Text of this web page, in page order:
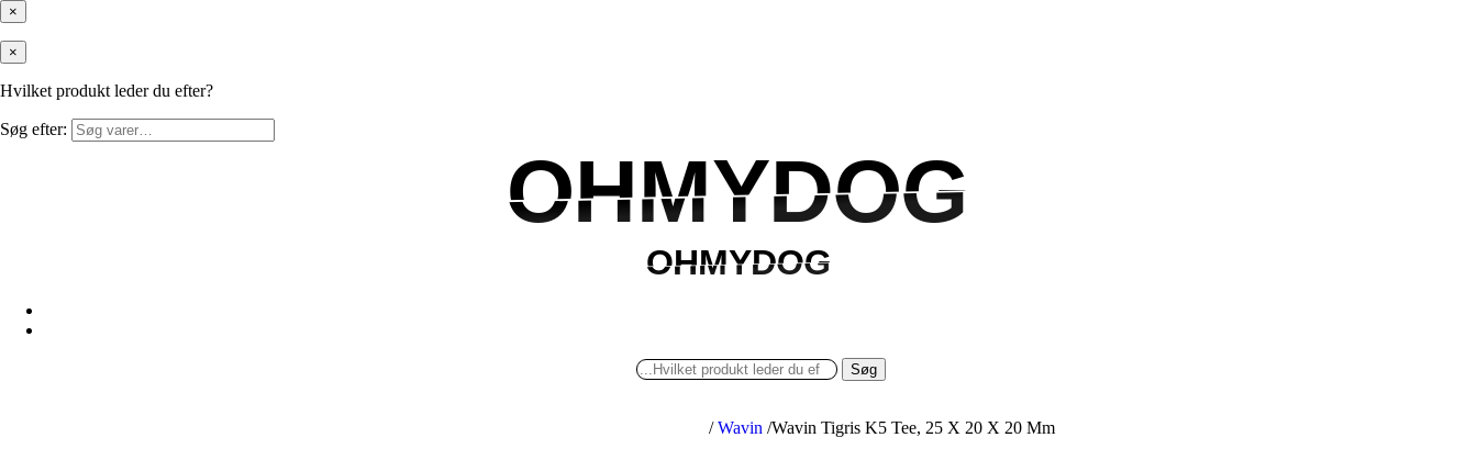
×
×
Hvilket produkt leder du efter?
Søg efter:
OHMYDOG
OHMYDOG
OHMYDOG
OHMYDOG
Søg
/ Wavin /Wavin Tigris K5 Tee, 25 X 20 X 20 Mm